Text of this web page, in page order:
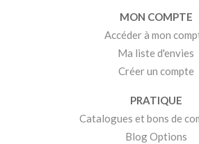
MON COMPTE
Accéder à mon
Ma liste d'envies
Créer un compte
PRATIQUE
Catalogues et bons de
Blog Options